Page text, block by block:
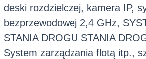
deski rozdzielczej, kamera IP,
bezprzewodowej 2,4 GHz,
STANIA DROGU STANIA
System zarządzania flotą itp.,